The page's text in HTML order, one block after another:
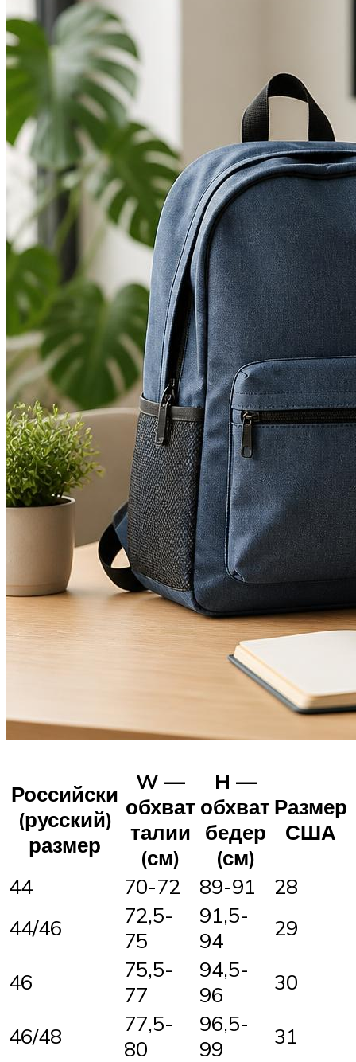
Российски
(русский)
размер
W —
обхват
талии
(см)
H —
обхват
бедер
(см)
Размер
США
44 70-72 89-91
28
44/46
72,5-
75
91,5-
94
29
46
75,5-
77
94,5-
96
30
46/48
77,5-
80
96,5-
99
31